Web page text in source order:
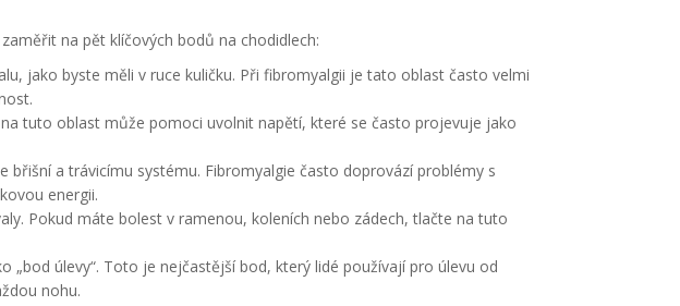
na pět klíčových bodů na chodidlech:
jako byste měli v ruce kuličku. Při fibromyalgii je tato oblast často velmi
tuto oblast může pomoci uvolnit napětí, které se často projevuje jako
břišní a trávicímu systému. Fibromyalgie často doprovází problémy s
energii.
Pokud máte bolest v ramenou, koleních nebo zádech, tlačte na tuto
„bod úlevy“. Toto je nejčastější bod, který lidé používají pro úlevu od
nohu.